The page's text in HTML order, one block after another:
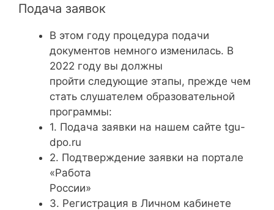
Подача заявок
В этом году процедура подачи
документов немного изменилась. В
2022 году вы должны
пройти следующие этапы, прежде чем
стать слушателем образовательной
программы:
1. Подача заявки на нашем сайте tgu-
dpo.ru
2. Подтверждение заявки на портале
«Работа
России»
3. Регистрация в Личном кабинете